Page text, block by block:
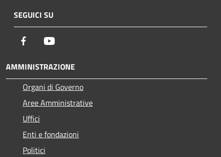
SEGUICI SU
Facebook
AMMINISTRAZIONE
Organi di Governo
Aree Amministrative
Uffici
Enti e fondazioni
Politici